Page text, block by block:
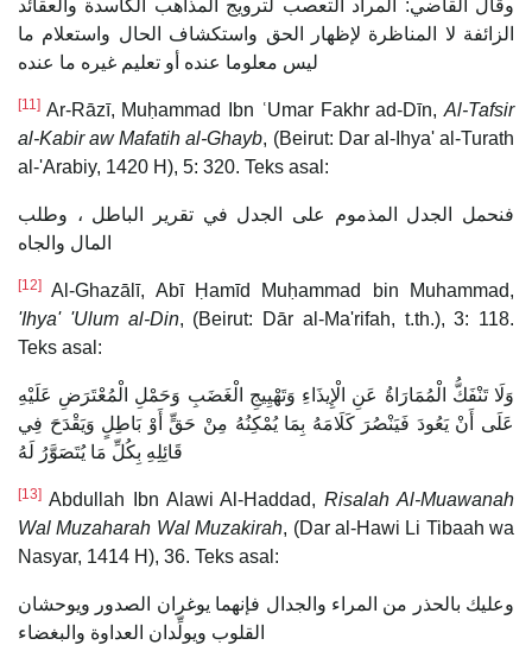
وقال القاضي: المراد التعصب لترويج المذاهب الكاسدة والعقائد
الزائفة لا المناظرة لإظهار الحق واستكشاف الحال واستعلام ما
ليس معلوما عنده أو تعليم غيره ما عنده
[11] Ar-Rāzī, Muḥammad Ibn ʿUmar Fakhr ad-Dīn, Al-Tafsir
al-Kabir aw Mafatih al-Ghayb, (Beirut: Dar al-Ihya' al-Turath
al-'Arabiy, 1420 H), 5: 320. Teks asal:
فنحمل الجدل المذموم على الجدل في تقرير الباطل ، وطلب
المال والجاه
[12] Al-Ghazālī, Abī Ḥamīd Muḥammad bin Muhammad,
'Ihya' 'Ulum al-Din, (Beirut: Dār al-Ma'rifah, t.th.), 3: 118.
Teks asal:
وَلَا تَنْفَكُّ الْمُمَارَاةُ عَنِ الْإِيذَاءِ وَتَهْيِيجِ الْغَضَبِ وَحَمْلِ الْمُعْتَرَضِ عَلَيْهِ
عَلَى أَنْ يَعُودَ فَيَنْصُرَ كَلَامَهُ بِمَا يُمْكِنُهُ مِنْ حَقٍّ أَوْ بَاطِلٍ وَيَقْدَحَ فِي
قَائِلِهِ بِكُلِّ مَا يُتَصَوَّرُ لَهُ
[13] Abdullah Ibn Alawi Al-Haddad,Risalah Al-Muawanah
Wal Muzaharah Wal Muzakirah, (Dar al-Hawi Li Tibaah wa
Nasyar, 1414 H), 36. Teks asal:
وعليك بالحذر من المراء والجدال فإنهما يوغران الصدور ويوحشان
القلوب ويولِّدان العداوة والبغضاء